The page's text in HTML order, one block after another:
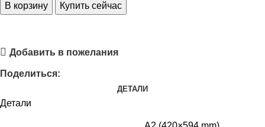
В корзину Купить сейчас
Добавить в пожелания
Поделиться:
ДЕТАЛИ
Детали